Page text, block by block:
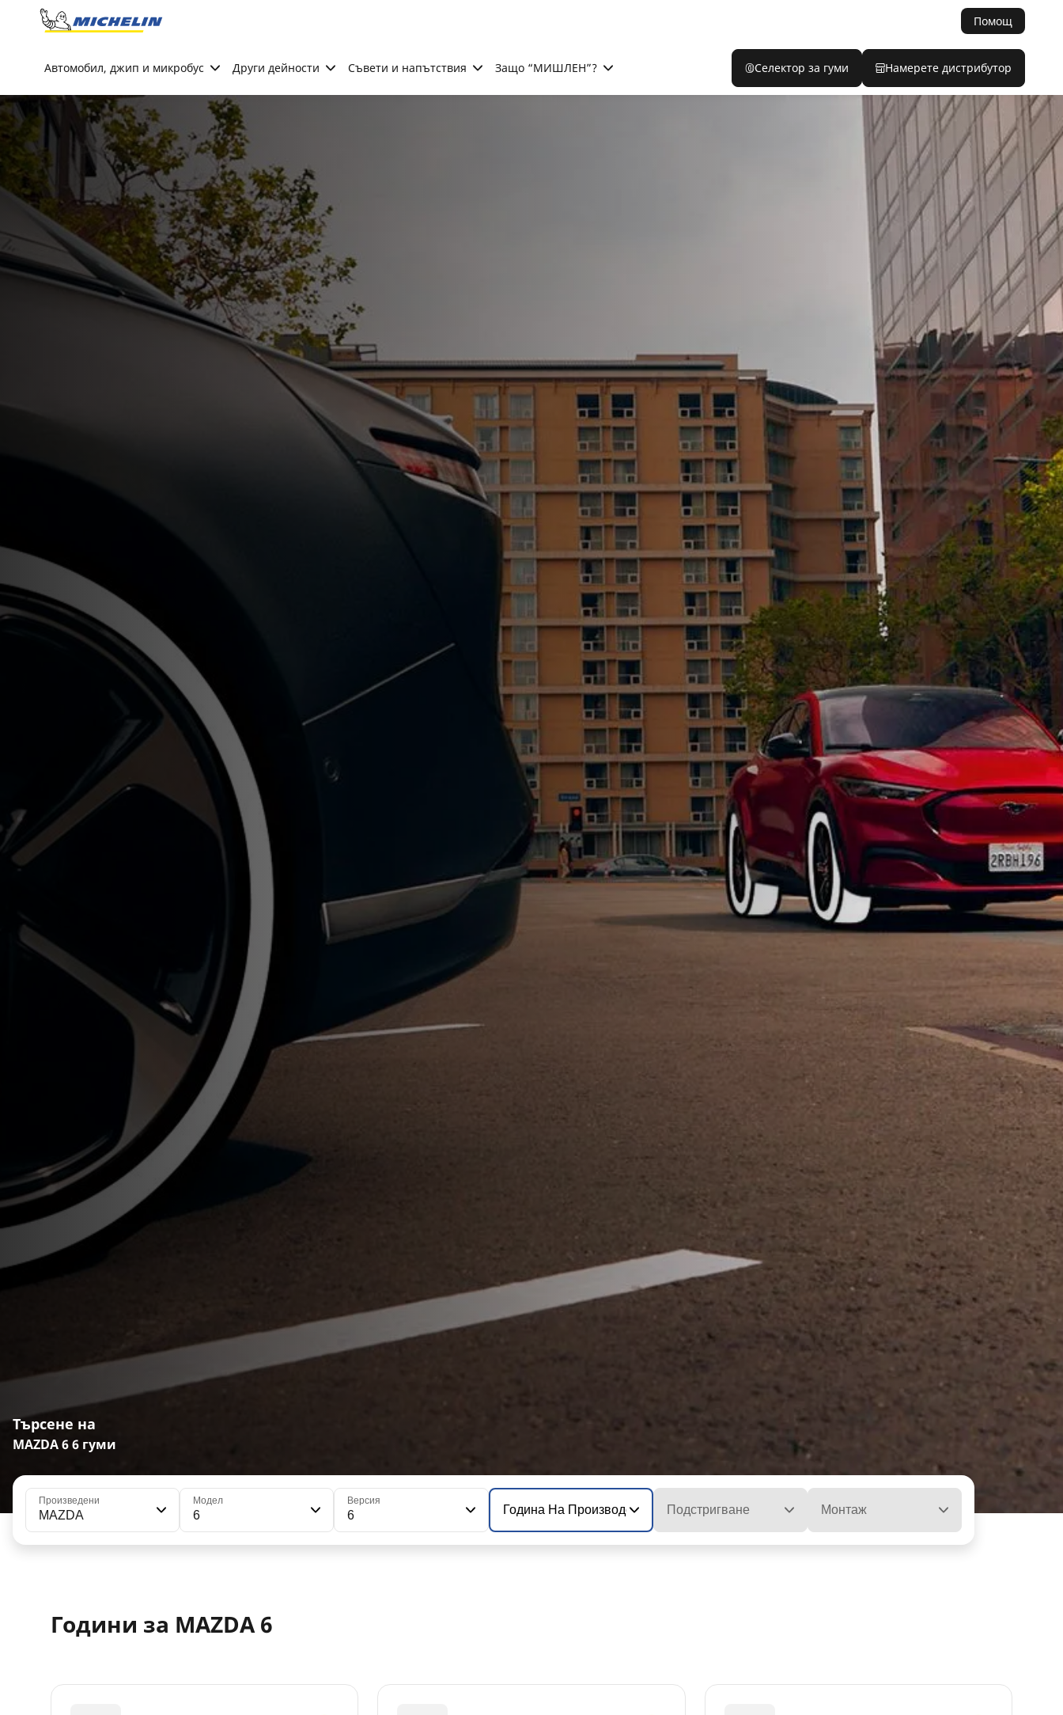
Go to page content
Помощ
Автомобил, джип и микробус Други дейности Съвети и напътствия Защо “МИШЛЕН”? Селектор за гуми Намерете дистрибутор
Търсене на
MAZDA 6 6 гуми
Произведени
MAZDA
Модел
6
Версия
6 Година На Производство На Модела
Подстригване Монтаж
Години за MAZDA 6